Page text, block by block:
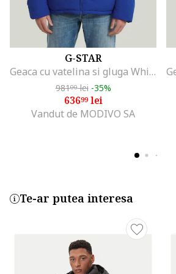
G-STAR
Geaca cu vatelina si gluga Whistler
98100lei -35%
63699lei
Vandut de MODIVO SA
Te-ar putea interesa